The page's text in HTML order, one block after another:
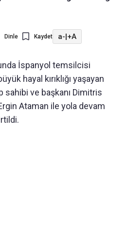
Dinle Kaydet a-|+A
İspanyol temsilcisi
hayal kırıklığı yaşayan
sahibi ve başkanı Dimitris
Ataman ile yola devam